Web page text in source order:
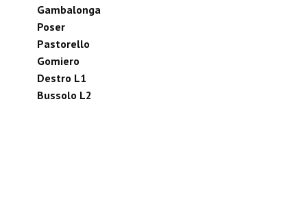
Gambalonga
Poser
Pastorello
Gomiero
Destro L1
Bussolo L2